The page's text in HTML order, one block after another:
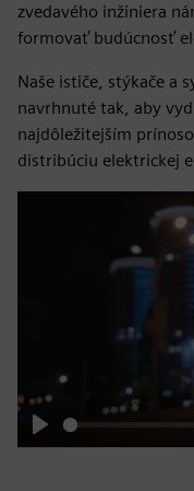
zvedavého inžiniera
formovať budúcnosť
Naše ističe, stýkače a
navrhnuté tak, aby
najdôležitejším
distribúciu elektrickej
Play